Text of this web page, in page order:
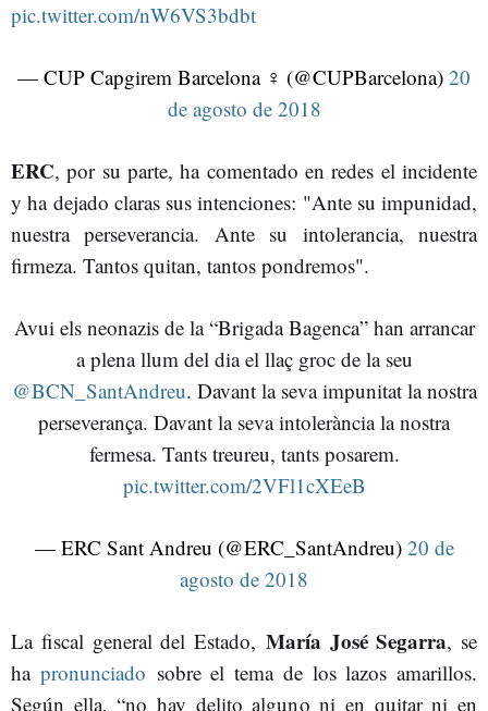
pic.twitter.com/nW6VS3bdbt
— CUP Capgirem Barcelona ♀ (@CUPBarcelona) 20
de agosto de 2018
ERC, por su parte, ha comentado en redes el incidente
y ha dejado claras sus intenciones: "Ante su impunidad,
nuestra perseverancia. Ante su intolerancia, nuestra
firmeza. Tantos quitan, tantos pondremos".
Avui els neonazis de la “Brigada Bagenca” han arrancar
a plena llum del dia el llaç groc de la seu
@BCN_SantAndreu. Davant la seva impunitat la nostra
perseverança. Davant la seva intolerància la nostra
fermesa. Tants treureu, tants posarem.
pic.twitter.com/2VFl1cXEeB
— ERC Sant Andreu (@ERC_SantAndreu) 20 de
agosto de 2018
La fiscal general del Estado, María José Segarra, se
ha pronunciado sobre el tema de los lazos amarillos.
Según ella, “no hay delito alguno ni en quitar ni en